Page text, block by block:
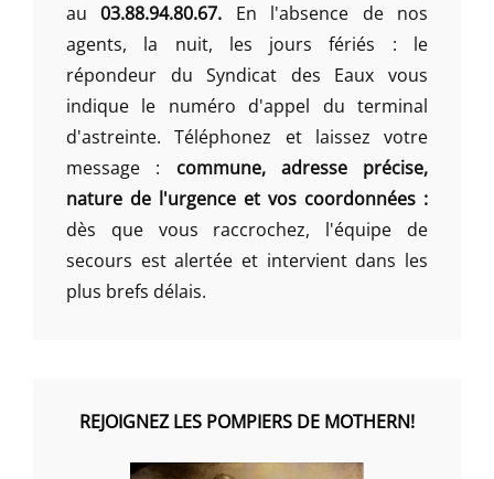
au03.88.94.80.67. En l'absence de nos
agents, la nuit, les jours fériés : le
répondeur du Syndicat des Eaux vous
indique le numéro d'appel du terminal
d'astreinte. Téléphonez et laissez votre
message : commune, adresse précise,
nature de l'urgence et vos coordonnées :
dès que vous raccrochez, l'équipe de
secours est alertée et intervient dans les
plus brefs délais.
REJOIGNEZ LES POMPIERS DE MOTHERN!